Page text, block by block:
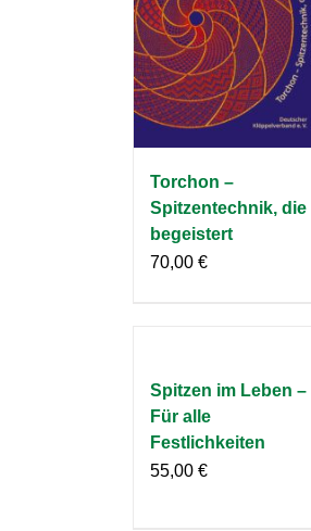
Torchon –
Spitzentechnik, die
begeistert
70,00 €
Spitzen im Leben –
Für alle
Festlichkeiten
55,00 €